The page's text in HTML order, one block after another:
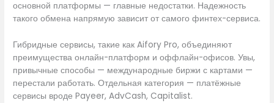
основной платформы — главные недостатки. Надежность
такого обмена напрямую зависит от самого финтех-сервиса.
Гибридные сервисы, такие как Aifory Pro, объединяют
преимущества онлайн-платформ и оффлайн-офисов. Увы,
привычные способы — международные биржи с картами —
перестали работать. Отдельная категория — платёжные
сервисы вроде Payeer, AdvCash, Capitalist.